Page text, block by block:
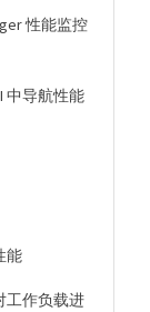
性能监控
中导航性能
能
工作负载进